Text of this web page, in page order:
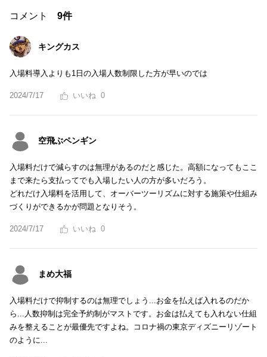
コメント 9件
キングカス
入場料導入よりも1日の入場人数制限した方が早いのでは
2024/7/17 0
空飛ぶペンギン
入場料だけで減らすのは無理があるのだと感じた。高額になってもここ
まで来たら支払ってでも入場したい人の方が多いだろう。
どれだけ入場料を活用して、オーバーツーリズムに対する施策や仕組み
づくりができるかが問題となりそう。
2024/7/17 0
まめ大福
入場料だけで抑制するのは無理でしょう...お金を払えば入れるのだか
ら...人数抑制は完全予約制がマストです。お金は払えても入れない仕組
みを整えることが最優先ですよね。コロナ禍の東京ディズニーリゾート
のように...